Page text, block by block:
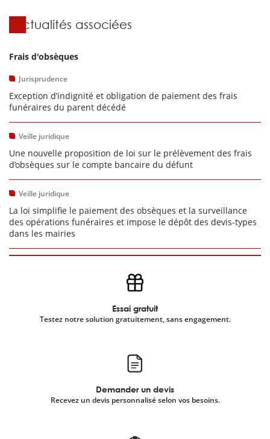
Actualités associées
Frais d'obsèques
Jurisprudence
Exception d’indignité et obligation de paiement des frais
funéraires du parent décédé
Veille juridique
Une nouvelle proposition de loi sur le prélèvement des frais
d’obsèques sur le compte bancaire du défunt
Veille juridique
La loi simplifie le paiement des obsèques et la surveillance
des opérations funéraires et impose le dépôt des devis-types
dans les mairies
Essai gratuit
Testez notre solution gratuitement, sans engagement.
Demander un devis
Recevez un devis personnalisé selon vos besoins.